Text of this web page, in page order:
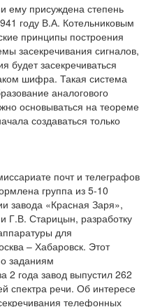
ему присуждена степень
году В.А. Котельниковым
принципы построения
засекречивания сигналов,
будет засекречиваться
шифра. Такая система
аналогового
основываться на теореме
создаваться только
почт и телеграфов
группа из 5-10
завода «Красная Заря»,
Г.В. Старицын, разработку
для
– Хабаровск. Этот
заданиям
2 года завод выпустил 262
спектра речи. Об интересе
телефонных